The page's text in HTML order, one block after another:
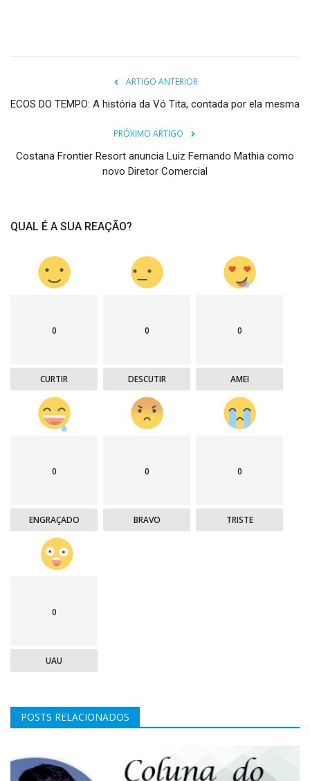
ARTIGO ANTERIOR
ECOS DO TEMPO: A história da Vó Tita, contada por ela mesma
PRÓXIMO ARTIGO
Costana Frontier Resort anuncia Luiz Fernando Mathia como
novo Diretor Comercial
QUAL É A SUA REAÇÃO?
0
CURTIR
0
DESCUTIR
0
AMEI
0
ENGRAÇADO
0
BRAVO
0
TRISTE
0
UAU
POSTS RELACIONADOS